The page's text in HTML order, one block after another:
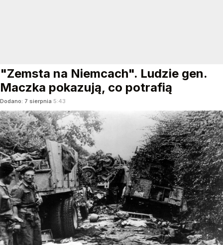
"Zemsta na Niemcach". Ludzie gen.
Maczka pokazują, co potrafią
Dodano: 7 sierpnia 5:43